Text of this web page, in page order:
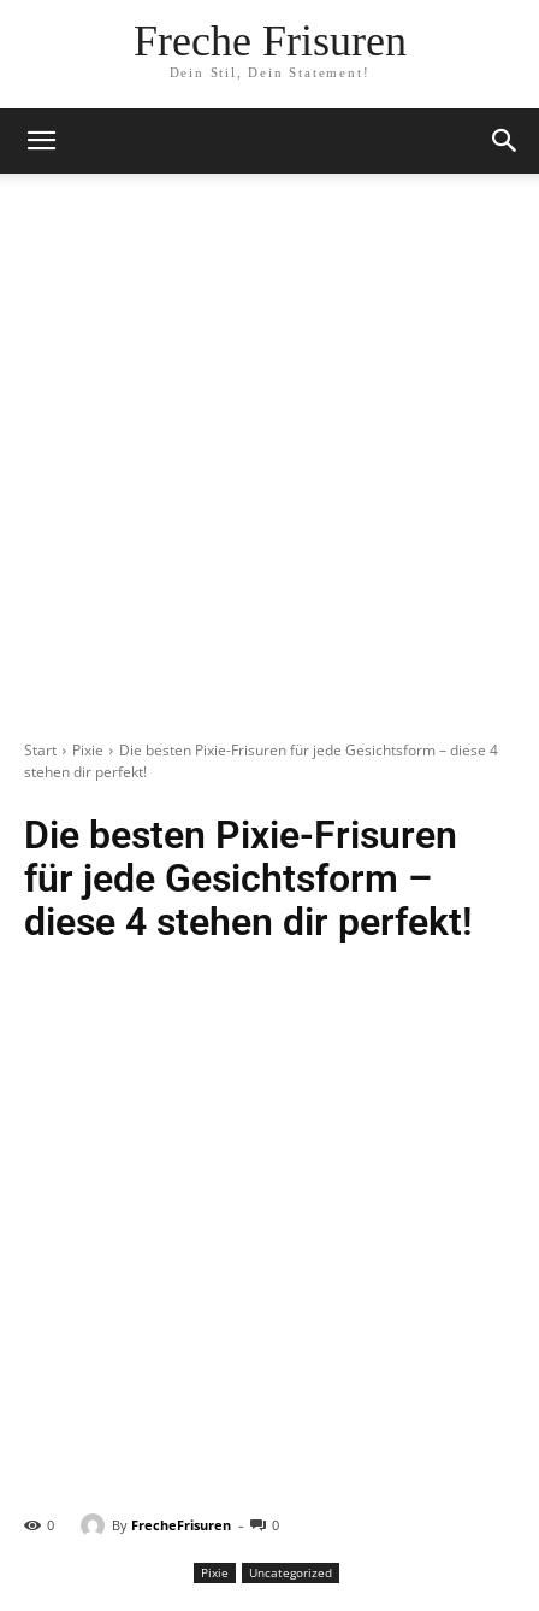
Freche Frisuren
Dein Stil, Dein Statement!
Start Pixie
Die besten Pixie-Frisuren für jede Gesichtsform – diese 4
stehen dir perfekt!
Die besten Pixie-Frisuren
für jede Gesichtsform –
diese 4 stehen dir perfekt!
0 By FrecheFrisuren - 0
Pixie Uncategorized